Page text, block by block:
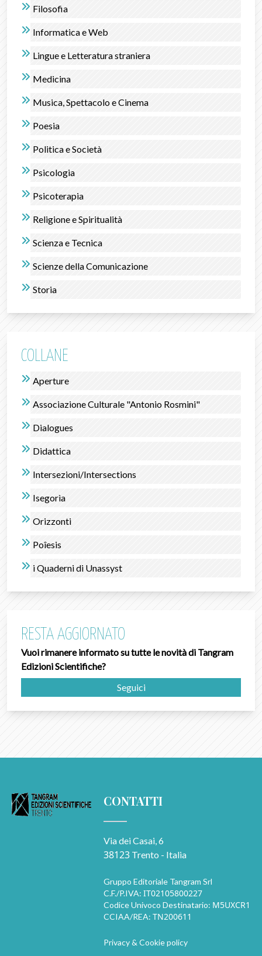
Filosofia
Informatica e Web
Lingue e Letteratura straniera
Medicina
Musica, Spettacolo e Cinema
Poesia
Politica e Società
Psicologia
Psicoterapia
Religione e Spiritualità
Scienza e Tecnica
Scienze della Comunicazione
Storia
COLLANE
Aperture
Associazione Culturale "Antonio Rosmini"
Dialogues
Didattica
Intersezioni/Intersections
Isegorìa
Orizzonti
Poîesis
i Quaderni di Unassyst
RESTA AGGIORNATO
Vuoi rimanere informato su tutte le novità di Tangram
Edizioni Scientifiche?
Seguici
CONTATTI
Via dei Casai, 6
38123 Trento - Italia
Gruppo Editoriale Tangram Srl
C.F./P.IVA: IT02105800227
Codice Univoco Destinatario: M5UXCR1
CCIAA/REA: TN200611
Privacy & Cookie policy